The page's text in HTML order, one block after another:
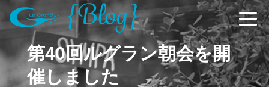
第40回ルグラン朝会を開
催しました